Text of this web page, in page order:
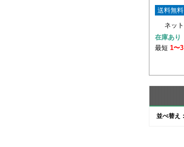
送料無料
ネッ
在庫あり
最短 1〜3
並べ替え：